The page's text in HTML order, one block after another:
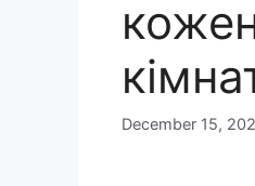
December 15,